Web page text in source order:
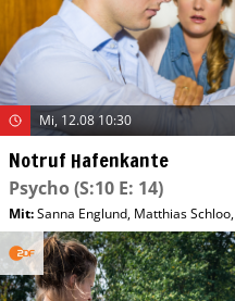
Mi, 12.08 10:30
Notruf Hafenkante
Psycho(S:10 E: 14)
Mit:Sanna Englund, Matthias Schloo,